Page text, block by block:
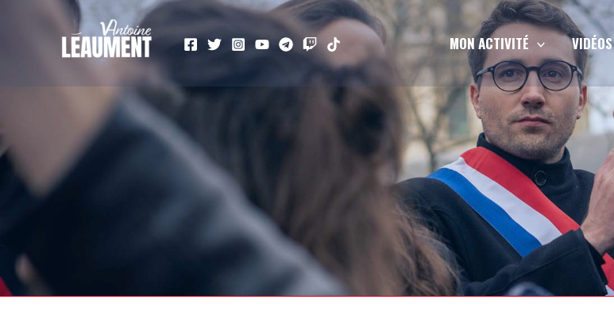
MON ACTIVITÉ VIDÉOS